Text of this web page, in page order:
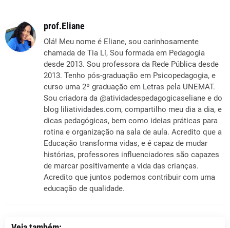
prof.Eliane
Olá! Meu nome é Eliane, sou carinhosamente
chamada de Tia Lí, Sou formada em Pedagogia
desde 2013. Sou professora da Rede Pública desde
2013. Tenho pós-graduação em Psicopedagogia, e
curso uma 2º graduação em Letras pela UNEMAT.
Sou criadora da @atividadespedagogicaseliane e do
blog liliatividades.com, compartilho meu dia a dia, e
dicas pedagógicas, bem como ideias práticas para
rotina e organização na sala de aula. Acredito que a
Educação transforma vidas, e é capaz de mudar
histórias, professores influenciadores são capazes
de marcar positivamente a vida das crianças.
Acredito que juntos podemos contribuir com uma
educação de qualidade.